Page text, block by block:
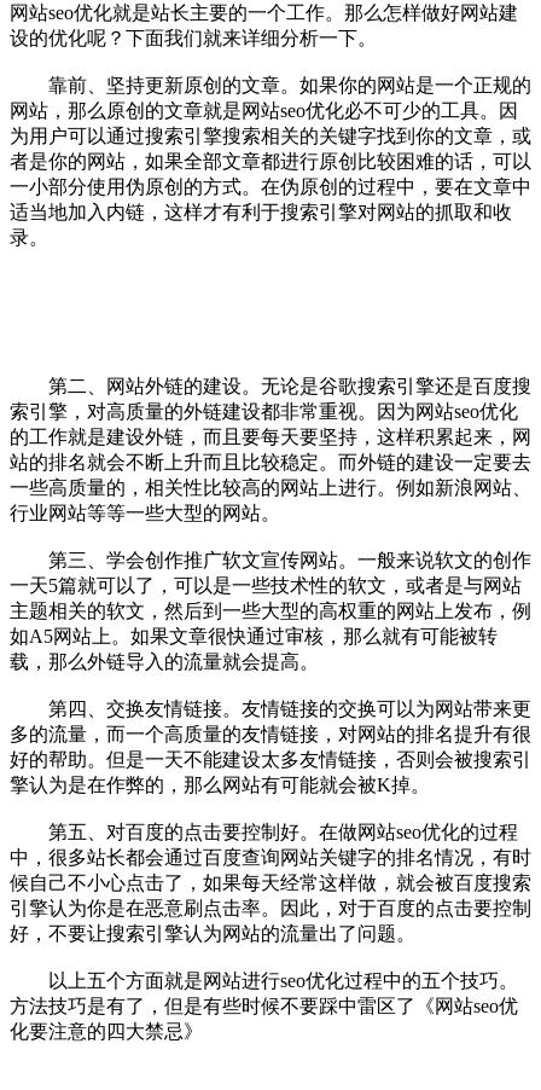
网站seo优化就是站长主要的一个工作。那么怎样做好网站建
设的优化呢？下面我们就来详细分析一下。
靠前、坚持更新原创的文章。如果你的网站是一个正规的
网站，那么原创的文章就是网站seo优化必不可少的工具。因
为用户可以通过搜索引擎搜索相关的关键字找到你的文章，或
者是你的网站，如果全部文章都进行原创比较困难的话，可以
一小部分使用伪原创的方式。在伪原创的过程中，要在文章中
适当地加入内链，这样才有利于搜索引擎对网站的抓取和收
录。
第二、网站外链的建设。无论是谷歌搜索引擎还是百度搜
索引擎，对高质量的外链建设都非常重视。因为网站seo优化
的工作就是建设外链，而且要每天要坚持，这样积累起来，网
站的排名就会不断上升而且比较稳定。而外链的建设一定要去
一些高质量的，相关性比较高的网站上进行。例如新浪网站、
行业网站等等一些大型的网站。
第三、学会创作推广软文宣传网站。一般来说软文的创作
一天5篇就可以了，可以是一些技术性的软文，或者是与网站
主题相关的软文，然后到一些大型的高权重的网站上发布，例
如A5网站上。如果文章很快通过审核，那么就有可能被转
载，那么外链导入的流量就会提高。
第四、交换友情链接。友情链接的交换可以为网站带来更
多的流量，而一个高质量的友情链接，对网站的排名提升有很
好的帮助。但是一天不能建设太多友情链接，否则会被搜索引
擎认为是在作弊的，那么网站有可能就会被K掉。
第五、对百度的点击要控制好。在做网站seo优化的过程
中，很多站长都会通过百度查询网站关键字的排名情况，有时
候自己不小心点击了，如果每天经常这样做，就会被百度搜索
引擎认为你是在恶意刷点击率。因此，对于百度的点击要控制
好，不要让搜索引擎认为网站的流量出了问题。
以上五个方面就是网站进行seo优化过程中的五个技巧。
方法技巧是有了，但是有些时候不要踩中雷区了《网站seo优
化要注意的四大禁忌》